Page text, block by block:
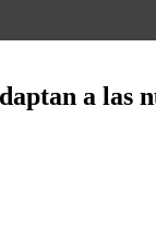
a las